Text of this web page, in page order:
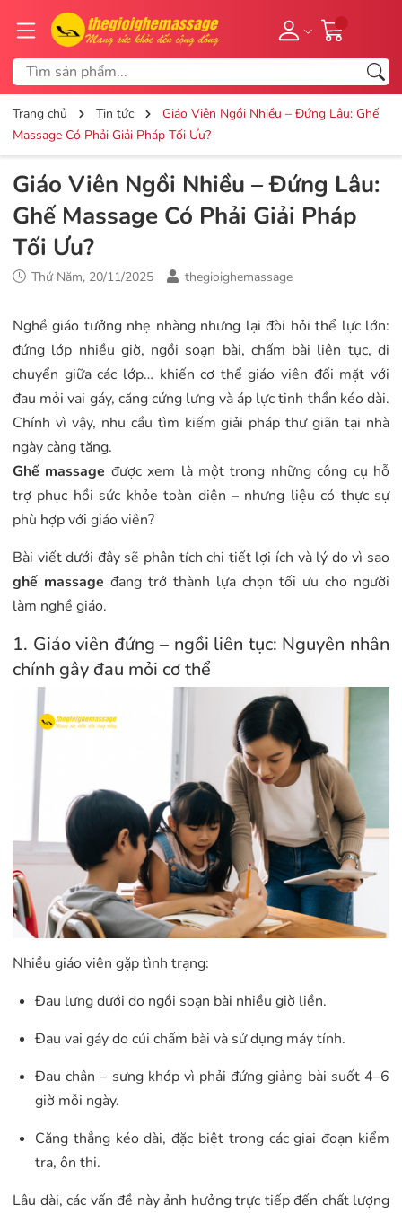
Trang chủ Tin tức
Giáo Viên Ngồi Nhiều – Đứng Lâu: Ghế
Massage Có Phải Giải Pháp Tối Ưu?
Giáo Viên Ngồi Nhiều – Đứng Lâu:
Ghế Massage Có Phải Giải Pháp
Tối Ưu?
Thứ Năm, 20/11/2025 thegioighemassage
Nghề giáo tưởng nhẹ nhàng nhưng lại đòi hỏi thể lực lớn:
đứng lớp nhiều giờ, ngồi soạn bài, chấm bài liên tục, di
chuyển giữa các lớp… khiến cơ thể giáo viên đối mặt với
đau mỏi vai gáy, căng cứng lưng và áp lực tinh thần kéo dài.
Chính vì vậy, nhu cầu tìm kiếm giải pháp thư giãn tại nhà
ngày càng tăng.
Ghế massage được xem là một trong những công cụ hỗ
trợ phục hồi sức khỏe toàn diện – nhưng liệu có thực sự
phù hợp với giáo viên?
Bài viết dưới đây sẽ phân tích chi tiết lợi ích và lý do vì sao
ghế massage đang trở thành lựa chọn tối ưu cho người
làm nghề giáo.
1. Giáo viên đứng – ngồi liên tục: Nguyên nhân
chính gây đau mỏi cơ thể
Nhiều giáo viên gặp tình trạng:
Đau lưng dưới do ngồi soạn bài nhiều giờ liền.
Đau vai gáy do cúi chấm bài và sử dụng máy tính.
Đau chân – sưng khớp vì phải đứng giảng bài suốt 4–6
giờ mỗi ngày.
Căng thẳng kéo dài, đặc biệt trong các giai đoạn kiểm
tra, ôn thi.
Lâu dài, các vấn đề này ảnh hưởng trực tiếp đến chất lượng